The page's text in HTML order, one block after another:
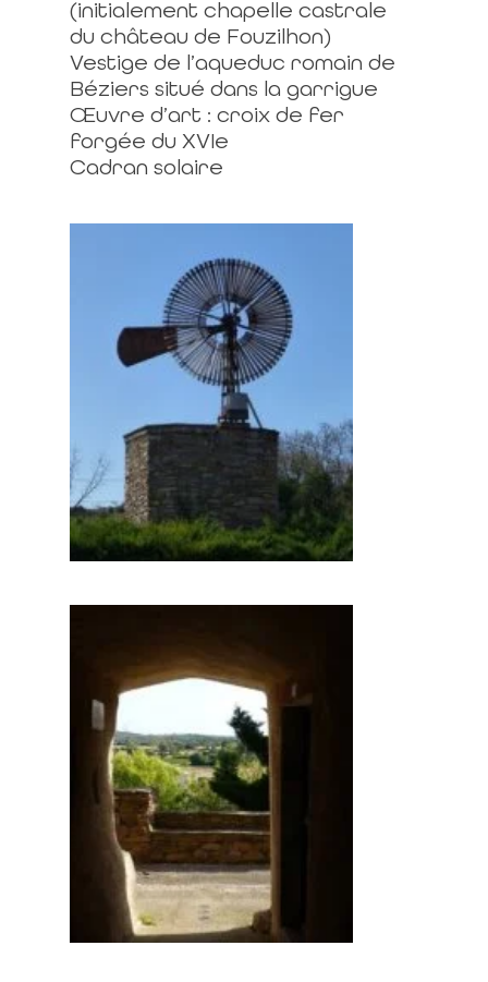
(initialement chapelle castrale
du château de Fouzilhon)
Vestige de l’aqueduc romain de
Béziers situé dans la garrigue
Œuvre d’art : croix de fer
forgée du XVIe
Cadran solaire